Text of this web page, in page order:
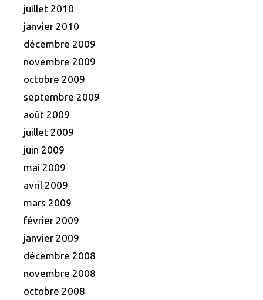
juillet 2010
janvier 2010
décembre 2009
novembre 2009
octobre 2009
septembre 2009
août 2009
juillet 2009
juin 2009
mai 2009
avril 2009
mars 2009
février 2009
janvier 2009
décembre 2008
novembre 2008
octobre 2008